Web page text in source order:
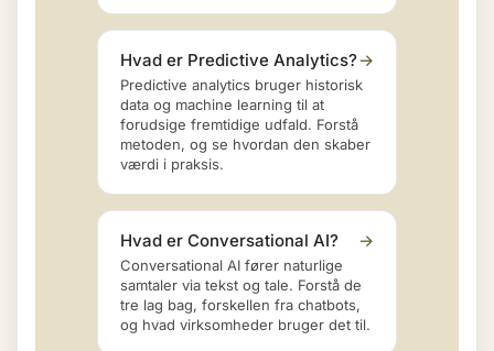
Hvad er Predictive Analytics?→
Predictive analytics bruger historisk
data og machine learning til at
forudsige fremtidige udfald. Forstå
metoden, og se hvordan den skaber
værdi i praksis.
Hvad er Conversational AI? →
Conversational AI fører naturlige
samtaler via tekst og tale. Forstå de
tre lag bag, forskellen fra chatbots,
og hvad virksomheder bruger det til.